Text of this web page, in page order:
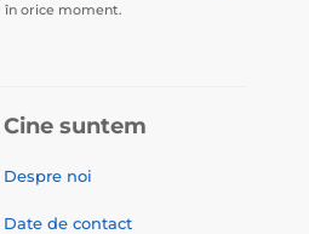
orice moment.
Cine suntem
Despre noi
Date de contact